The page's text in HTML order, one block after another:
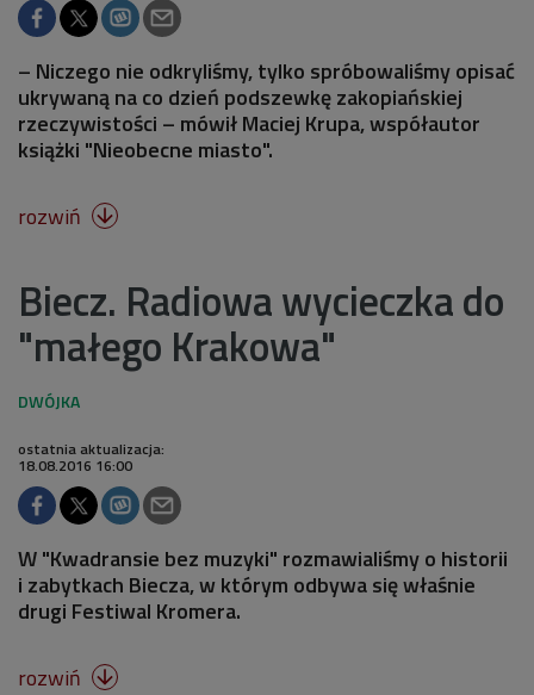
– Niczego nie odkryliśmy, tylko spróbowaliśmy opisać
ukrywaną na co dzień podszewkę zakopiańskiej
rzeczywistości – mówił Maciej Krupa, współautor
książki "Nieobecne miasto".
rozwiń 
Biecz. Radiowa wycieczka do
"małego Krakowa"
ostatnia aktualizacja:
18.08.2016 16:00
W "Kwadransie bez muzyki" rozmawialiśmy o historii
i zabytkach Biecza, w którym odbywa się właśnie
drugi Festiwal Kromera.
rozwiń 